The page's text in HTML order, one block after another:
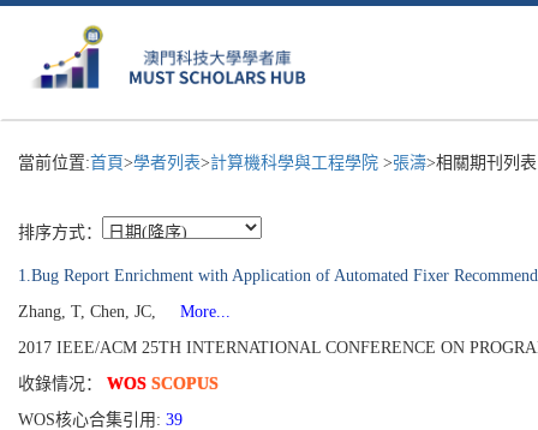
當前位置:首頁>學者列表>計算機科學與工程學院 >張濤>相關期刊列
排序方式：
1.Bug Report Enrichment with Application of Automated Fixer
Zhang, T, Chen, JC,
More...
2017 IEEE/ACM 25TH INTERNATIONAL CONFERENCE ON
收錄情况： WOS SCOPUS
WOS核心合集引用: 39